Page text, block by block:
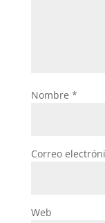
Nombre *
Correo
Web